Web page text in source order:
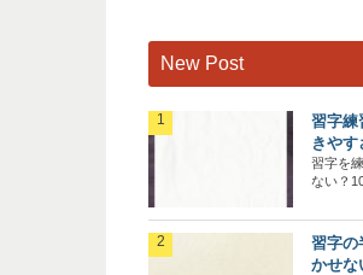
New Post
習字練
きやす
習字を
ない？
習字の
かせな